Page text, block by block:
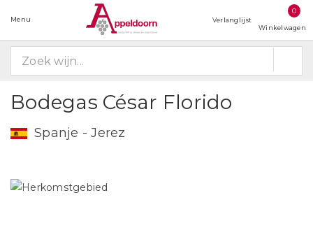
Menu Verlanglijst
0
Winkelwagen
Bodegas César Florido
Spanje - Jerez